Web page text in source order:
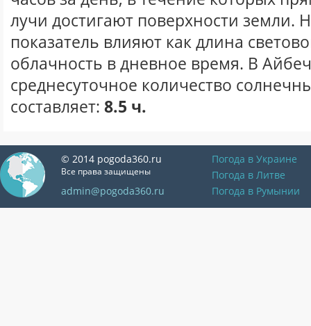
лучи достигают поверхности земли.
показатель влияют как длина
облачность в дневное время. В
среднесуточное количество
составляет: 8.5 ч.
© 2014 pogoda360.ru
Все права защищены
admin@pogoda360.ru
Погода в Украине
Погода в Литве
Погода в Румынии